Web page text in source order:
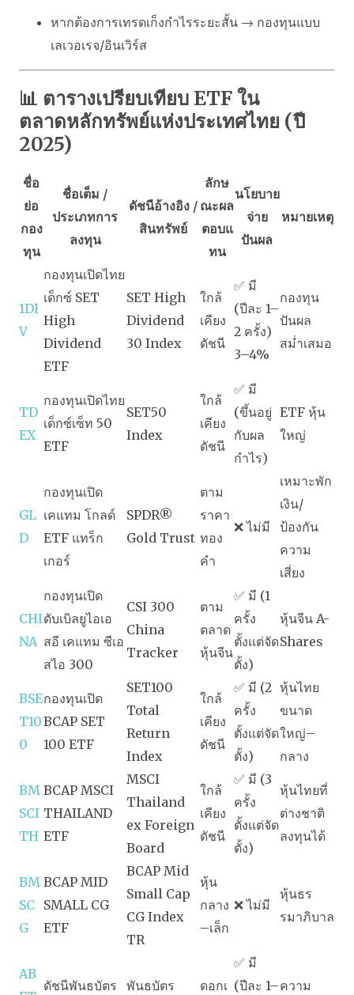
หากต้องการเทรดเก็งกำไรระยะสั้น → กองทุนแบบ
เลเวอเรจ/อินเวิร์ส
📊 ตารางเปรียบเทียบ ETF ใน
ตลาดหลักทรัพย์แห่งประเทศไทย (ปี
2025)
ชื่อ
ย่อ
กอง
ทุน
ชื่อเต็ม /
ประเภทการ
ลงทุน
ดัชนีอ้างอิง /
สินทรัพย์
ลักษ
ณะผล
ตอบแ
ทน
นโยบาย
จ่าย
ปันผล
หมายเหตุ
1DI
V
กองทุนเปิดไทย
เด็กซ์ SET
High
Dividend
ETF
SET High
Dividend
30 Index
ใกล้
เคียง
ดัชนี
✅ มี
(ปีละ 1–
2 ครั้ง)
3–4%
กองทุน
ปันผล
สม่ำเสมอ
TD
EX
กองทุนเปิดไทย
เด็กซ์เซ็ท 50
ETF
SET50
Index
ใกล้
เคียง
ดัชนี
✅ มี
(ขึ้นอยู่
กับผล
กำไร)
ETF หุ้น
ใหญ่
GL
D
กองทุนเปิด
เคแทม โกลด์
ETF แทร็ก
เกอร์
SPDR®
Gold Trust
ตาม
ราคา
ทอง
คำ
❌ ไม่มี
เหมาะพัก
เงิน/
ป้องกัน
ความ
เสี่ยง
CHI
NA
กองทุนเปิด
ดับเบิลยูไอเอ
สอี เคแทม ซีเอ
สไอ 300
CSI 300
China
Tracker
ตาม
ตลาด
หุ้นจีน
✅ มี (1
ครั้ง
ตั้งแต่จัด
ตั้ง)
หุ้นจีน A-
Shares
BSE
T10
0
กองทุนเปิด
BCAP SET
100 ETF
SET100
Total
Return
Index
ใกล้
เคียง
ดัชนี
✅ มี (2
ครั้ง
ตั้งแต่จัด
ตั้ง)
หุ้นไทย
ขนาด
ใหญ่–
กลาง
BM
SCI
TH
BCAP MSCI
THAILAND
ETF
MSCI
Thailand
ex Foreign
Board
ใกล้
เคียง
ดัชนี
✅ มี (3
ครั้ง
ตั้งแต่จัด
ตั้ง)
หุ้นไทยที่
ต่างชาติ
ลงทุนได้
BM
SC
G
BCAP MID
SMALL CG
ETF
BCAP Mid
Small Cap
CG Index
TR
หุ้น
กลาง
–เล็ก
❌ ไม่มี
หุ้นธร
รมาภิบาล
AB
ดัชนีพันธบัตร พันธบัตร ดอกเ
✅ มี
(ปีละ 1–ความ